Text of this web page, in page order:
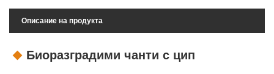
Описание на продукта
Биоразградими чанти с цип